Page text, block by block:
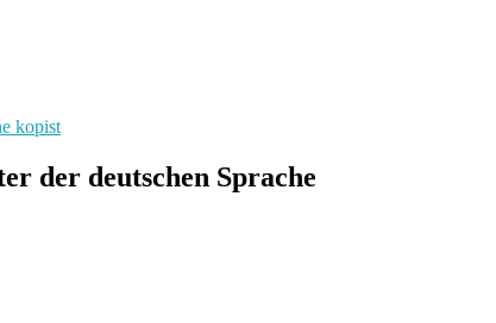
der deutschen Sprache